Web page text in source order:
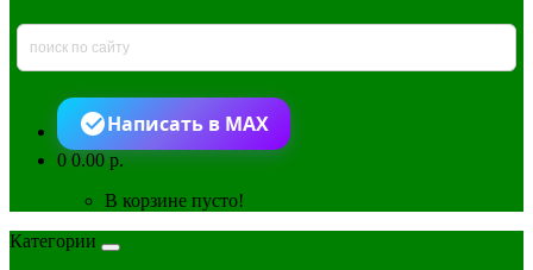
Написать в MAX
00.00 р.
В корзине пусто!
Категории